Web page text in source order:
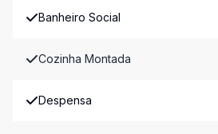
Banheiro Social
Cozinha Montada
Despensa